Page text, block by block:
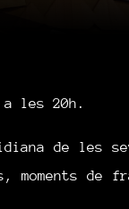
a les 20h.
de les
de